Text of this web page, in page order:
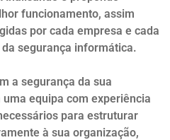
funcionamento, assim
por cada empresa e cada
segurança informática.
a segurança da sua
equipa com experiência
para estruturar
à sua organização,